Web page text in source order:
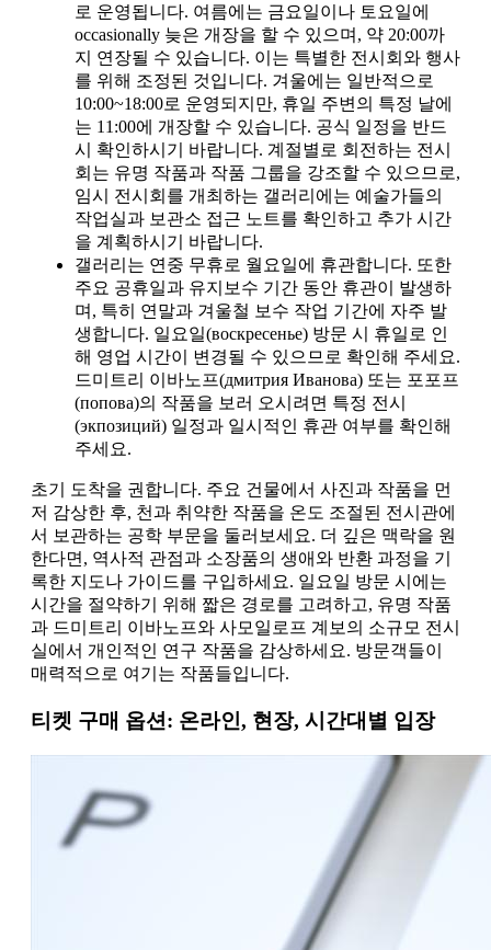
로 운영됩니다. 여름에는 금요일이나 토요일에
occasionally 늦은 개장을 할 수 있으며, 약 20:00까
지 연장될 수 있습니다. 이는 특별한 전시회와 행사
를 위해 조정된 것입니다. 겨울에는 일반적으로
10:00~18:00로 운영되지만, 휴일 주변의 특정 날에
는 11:00에 개장할 수 있습니다. 공식 일정을 반드
시 확인하시기 바랍니다. 계절별로 회전하는 전시
회는 유명 작품과 작품 그룹을 강조할 수 있으므로,
임시 전시회를 개최하는 갤러리에는 예술가들의
작업실과 보관소 접근 노트를 확인하고 추가 시간
을 계획하시기 바랍니다.
갤러리는 연중 무휴로 월요일에 휴관합니다. 또한
주요 공휴일과 유지보수 기간 동안 휴관이 발생하
며, 특히 연말과 겨울철 보수 작업 기간에 자주 발
생합니다. 일요일(воскресенье) 방문 시 휴일로 인
해 영업 시간이 변경될 수 있으므로 확인해 주세요.
드미트리 이바노프(дмитрия Иванова) 또는 포포프
(попова)의 작품을 보러 오시려면 특정 전시
(экпозиций) 일정과 일시적인 휴관 여부를 확인해
주세요.
초기 도착을 권합니다. 주요 건물에서 사진과 작품을 먼
저 감상한 후, 천과 취약한 작품을 온도 조절된 전시관에
서 보관하는 공학 부문을 둘러보세요. 더 깊은 맥락을 원
한다면, 역사적 관점과 소장품의 생애와 반환 과정을 기
록한 지도나 가이드를 구입하세요. 일요일 방문 시에는
시간을 절약하기 위해 짧은 경로를 고려하고, 유명 작품
과 드미트리 이바노프와 사모일로프 계보의 소규모 전시
실에서 개인적인 연구 작품을 감상하세요. 방문객들이
매력적으로 여기는 작품들입니다.
티켓 구매 옵션: 온라인, 현장, 시간대별 입장